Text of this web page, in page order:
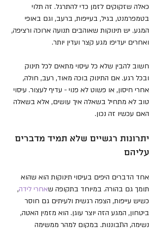
כאלה שזקוקים לזמן כדי להתרגל. זה תלוי
בטמפרמנט, בגיל, בעייפות, ברעב, וגם באופי
המגע. יש תינוקות שאוהבים תנועה ארוכה ורציפה,
ואחרים יעדיפו מגע קצר ועדין יותר.
חשוב להבין שלא כל עיסוי מתאים לכל תינוק
ובכל רגע. אם התינוק בוכה מאוד, רעב, חולה,
אחרי חיסון, או פשוט לא פנוי - עדיף לעצור. עיסוי
טוב לא מתחיל בשאלה איך עושים, אלא בשאלה
האם עכשיו זה נכון.
יתרונות רגשיים שלא תמיד מדברים
עליהם
אחד הדברים היפים בעיסוי תינוקות הוא שהוא
תומך גם בהורה. במיוחד בתקופה שאחרי לידה,
כשיש עייפות, הצפה רגשית ולעיתים גם חוסר
ביטחון, המגע הזה יוצר עוגן. הוא מזמין האטה,
נשימה, התבוננות. במקום למהר ממשימה